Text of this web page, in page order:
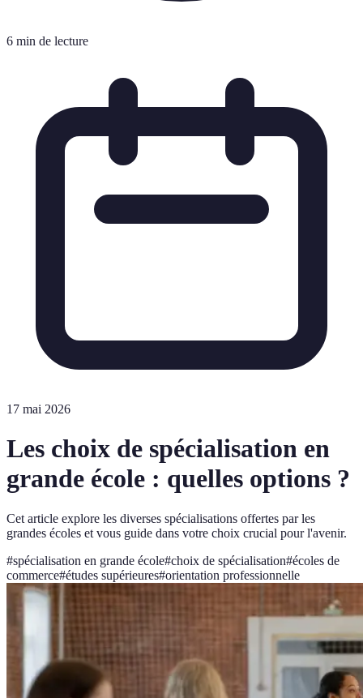
6 min de lecture
17 mai 2026
Les choix de spécialisation en
grande école : quelles options ?
Cet article explore les diverses spécialisations offertes par les
grandes écoles et vous guide dans votre choix crucial pour l'avenir.
#spécialisation en grande école#choix de spécialisation#écoles de
commerce#études supérieures#orientation professionnelle